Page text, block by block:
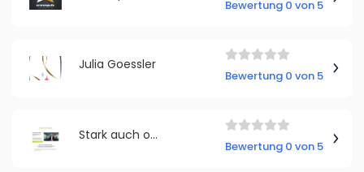
Bewertung 0 von 5
Julia Goessler
Bewertung 0 von 5
Stark auch ohne Muckis GmbH
Bewertung 0 von 5